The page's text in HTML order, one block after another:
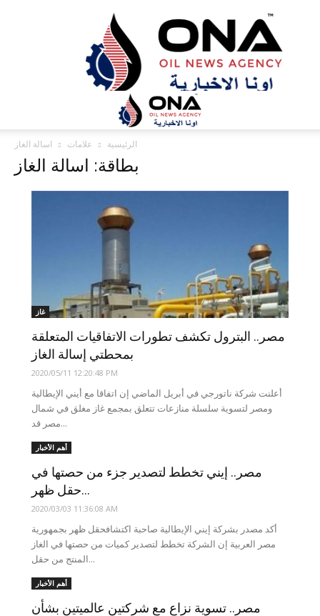
ONA™
NEWS
/
أونا
الاخبارية
الرئيسية علامات اسالة الغاز
بطاقة: اسالة الغاز
غاز
مصر.. البترول تكشف تطورات الاتفاقيات المتعلقة
بمحطتي إسالة الغاز
2020/05/11 12:20:48 PM
أعلنت شركة ناتورجي في أبريل الماضي إن اتفاقا مع أيني الإيطالية
ومصر لتسوية سلسلة منازعات تتعلق بمجمع غاز مغلق في شمال
مصر قد...
أهم الأخبار
مصر.. إيني تخطط لتصدير جزء من حصتها في
حقل ظهر...
2020/03/03 11:36:08 AM
أكد مصدر بشركة إيني الإيطالية صاحبة اكتشافحقل ظهر بجمهورية
مصر العربية إن الشركة تخطط لتصدير كميات من حصتها في الغاز
المنتج من حقل...
أهم الأخبار
مصر.. تسوية نزاع مع شركتين عالميتين بشأن